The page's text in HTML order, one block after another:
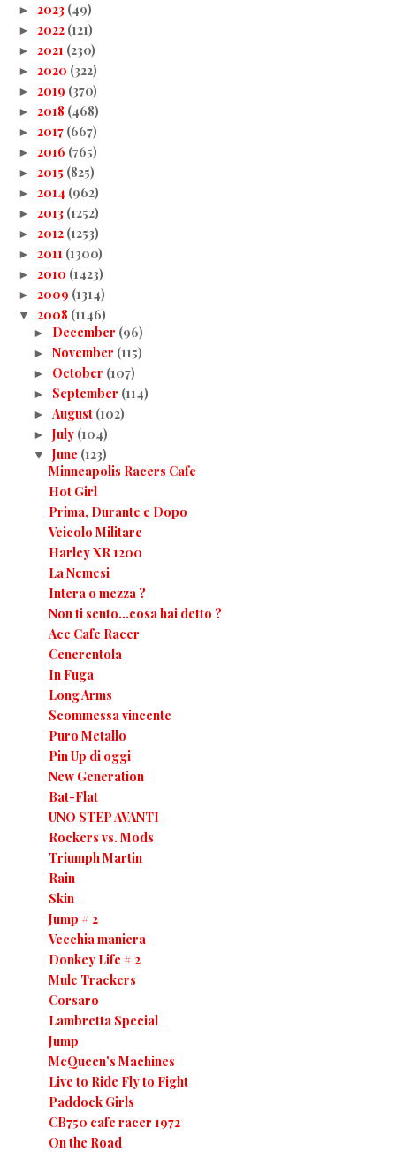
► 2023 (49)
► 2022 (121)
► 2021 (230)
► 2020 (322)
► 2019 (370)
► 2018 (468)
► 2017 (667)
► 2016 (765)
► 2015 (825)
► 2014 (962)
► 2013 (1252)
► 2012 (1253)
► 2011 (1300)
► 2010 (1423)
► 2009 (1314)
▼ 2008 (1146)
► December (96)
► November (115)
► October (107)
► September (114)
► August (102)
► July (104)
▼ June (123)
Minneapolis Racers Cafe
Hot Girl
Prima, Durante e Dopo
Veicolo Militare
Harley XR 1200
La Nemesi
Intera o mezza ?
Non ti sento...cosa hai detto ?
Ace Cafe Racer
Cenerentola
In Fuga
Long Arms
Scommessa vincente
Puro Metallo
Pin Up di oggi
New Generation
Bat-Flat
UNO STEP AVANTI
Rockers vs. Mods
Triumph Martin
Rain
Skin
Jump # 2
Vecchia maniera
Donkey Life # 2
Mule Trackers
Corsaro
Lambretta Special
Jump
McQueen's Machines
Live to Ride Fly to Fight
Paddock Girls
CB750 cafe racer 1972
On the Road